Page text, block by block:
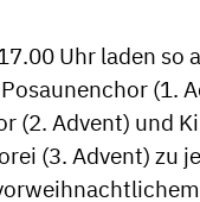
Uhr laden so
(1.
(2. Advent) und
(3. Advent) zu